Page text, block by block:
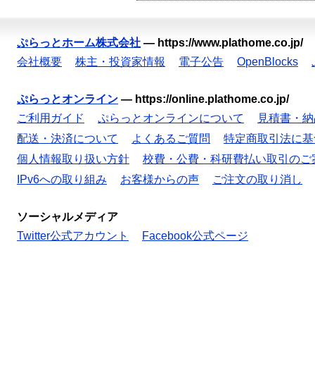
ぷらっとホーム株式会社 — https://www.plathome.co.jp/
会社概要
株主・投資家情報 電子公告 OpenBlocks
ぷらっとオンライン — https://online.plathome.co.jp/
ご利用ガイド
ぷらっとオンラインについて
見積書・
配送・決済について
よくあるご質問
特定商取引法に
個人情報取り扱い方針
校費・公費・科研費払い取引のご
IPv6への取り組み
お客様からの声 ご注文の取り消し
ソーシャルメディア
Twitter公式アカウント
Facebook公式ページ